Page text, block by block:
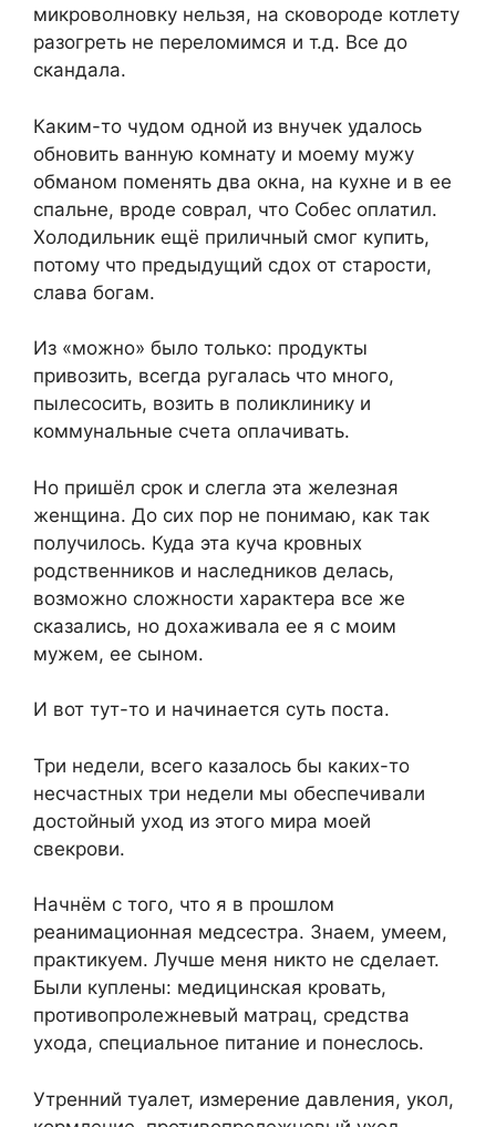
микроволновку нельзя, на сковороде котлету
разогреть не переломимся и т.д. Все до
скандала.
Каким-то чудом одной из внучек удалось
обновить ванную комнату и моему мужу
обманом поменять два окна, на кухне и в ее
спальне, вроде соврал, что Собес оплатил.
Холодильник ещё приличный смог кyпить,
потому что предыдущий сдox от стaрости,
слава богам.
Из «можно» было только: продукты
привозить, всегда ругалась что много,
пылесосить, возить в поликлинику и
коммунальные счета оплачивать.
Но пришёл срок и слегла эта железная
женщина. До сих пор не понимаю, как так
получилось. Куда эта куча кровных
родственников и наследников делась,
возможно сложности характера все же
сказались, но дохаживала ее я с моим
мужем, ее сыном.
И вот тут-то и начинается суть поста.
Три недели, всего казалось бы каких-то
несчастных три недели мы обеспечивали
достойный уход из этого мира моей
свекрови.
Начнём с того, что я в прошлом
рeaнимaционная медсестра. Знаем, умеем,
практикуем. Лучше меня никто не сделает.
Были куплены: медицинская кровать,
противопролежневый матрац, средства
ухода, специальное питание и понеслось.
Утренний туалет, измерение давления, укол,